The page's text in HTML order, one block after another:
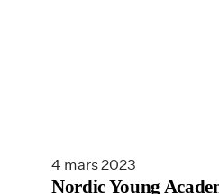
4 mars 2023
Nordic Young